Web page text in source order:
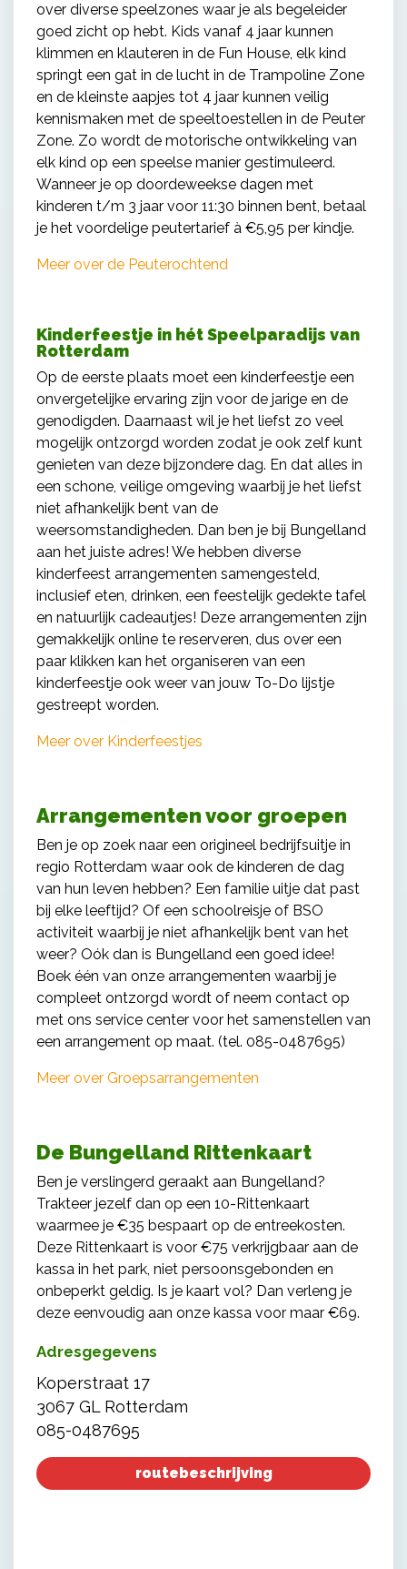
over diverse speelzones waar je als begeleider
goed zicht op hebt. Kids vanaf 4 jaar kunnen
klimmen en klauteren in de Fun House, elk kind
springt een gat in de lucht in de Trampoline Zone
en de kleinste aapjes tot 4 jaar kunnen veilig
kennismaken met de speeltoestellen in de Peuter
Zone. Zo wordt de motorische ontwikkeling van
elk kind op een speelse manier gestimuleerd.
Wanneer je op doordeweekse dagen met
kinderen t/m 3 jaar voor 11:30 binnen bent, betaal
je het voordelige peutertarief à €5,95 per kindje.
Meer over de Peuterochtend
Kinderfeestje in hét Speelparadijs van
Rotterdam
Op de eerste plaats moet een kinderfeestje een
onvergetelijke ervaring zijn voor de jarige en de
genodigden. Daarnaast wil je het liefst zo veel
mogelijk ontzorgd worden zodat je ook zelf kunt
genieten van deze bijzondere dag. En dat alles in
een schone, veilige omgeving waarbij je het liefst
niet afhankelijk bent van de
weersomstandigheden. Dan ben je bij Bungelland
aan het juiste adres! We hebben diverse
kinderfeest arrangementen samengesteld,
inclusief eten, drinken, een feestelijk gedekte tafel
en natuurlijk cadeautjes! Deze arrangementen zijn
gemakkelijk online te reserveren, dus over een
paar klikken kan het organiseren van een
kinderfeestje ook weer van jouw To-Do lijstje
gestreept worden.
Meer over Kinderfeestjes
Arrangementen voor groepen
Ben je op zoek naar een origineel bedrijfsuitje in
regio Rotterdam waar ook de kinderen de dag
van hun leven hebben? Een familie uitje dat past
bij elke leeftijd? Of een schoolreisje of BSO
activiteit waarbij je niet afhankelijk bent van het
weer? Oók dan is Bungelland een goed idee!
Boek één van onze arrangementen waarbij je
compleet ontzorgd wordt of neem contact op
met ons service center voor het samenstellen van
een arrangement op maat. (tel. 085-0487695)
Meer over Groepsarrangementen
De Bungelland Rittenkaart
Ben je verslingerd geraakt aan Bungelland?
Trakteer jezelf dan op een 10-Rittenkaart
waarmee je €35 bespaart op de entreekosten.
Deze Rittenkaart is voor €75 verkrijgbaar aan de
kassa in het park, niet persoonsgebonden en
onbeperkt geldig. Is je kaart vol? Dan verleng je
deze eenvoudig aan onze kassa voor maar €69.
Adresgegevens
Koperstraat 17
3067 GL Rotterdam
085-0487695
routebeschrijving